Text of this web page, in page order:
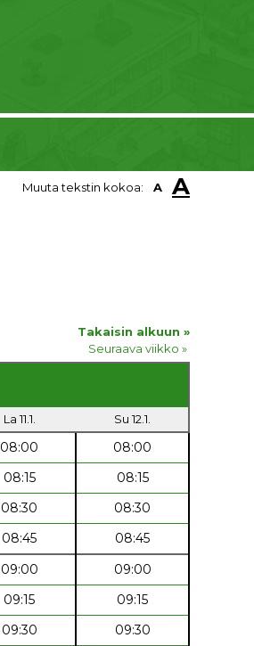
Muuta tekstin kokoa: A A
Takaisin alkuun »
Seuraava viikko »
La 11.1. Su 12.1.
08:00
08:00
08:15
08:15
08:30
08:30
08:45
08:45
09:00
09:00
09:15
09:15
09:30
09:30